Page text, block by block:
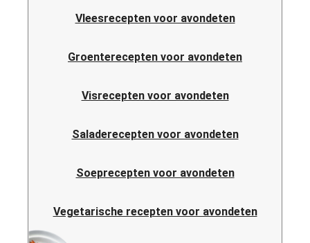
Vleesrecepten voor avondeten
Groenterecepten voor avondeten
Visrecepten voor avondeten
Saladerecepten voor avondeten
Soeprecepten voor avondeten
Vegetarische recepten voor avondeten